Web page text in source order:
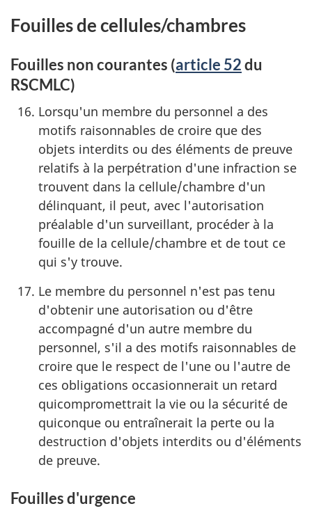
Fouilles de cellules/chambres
Fouilles non courantes (article 52du
RSCMLC)
Lorsqu'un membre du personnel a des
motifs raisonnables de croire que des
objets interdits ou des éléments de preuve
relatifs à la perpétration d'une infraction se
trouvent dans la cellule/chambre d'un
délinquant, il peut, avec l'autorisation
préalable d'un surveillant, procéder à la
fouille de la cellule/chambre et de tout ce
qui s'y trouve.
Le membre du personnel n'est pas tenu
d'obtenir une autorisation ou d'être
accompagné d'un autre membre du
personnel, s'il a des motifs raisonnables de
croire que le respect de l'une ou l'autre de
ces obligations occasionnerait un retard
quicompromettrait la vie ou la sécurité de
quiconque ou entraînerait la perte ou la
destruction d'objets interdits ou d'éléments
de preuve.
Fouilles d'urgence